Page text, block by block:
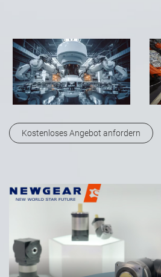
Kostenloses Angebot anfordern